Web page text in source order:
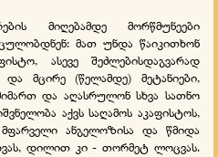
მიღებამდე მორწმუნეები
მათ უნდა წაიკითხონ
ასევე შეძლებისდაგვარად
მცირე (წელამდე) მეტანიები,
და აღასრულონ სხვა სათნო
აქვს საღამოს აკაფისტოს,
ანგელოზისა და წმიდა
დილით კი - თორმეტ ლოცვას.